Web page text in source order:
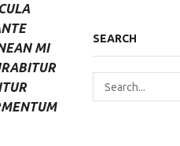
MI
SEARCH